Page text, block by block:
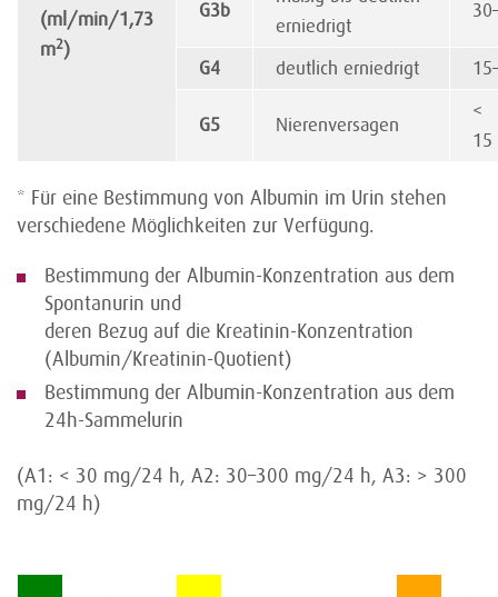
(ml/min/1,73
m2)
G3b
erniedrigt
G4 deutlich erniedrigt
G5 Nierenversagen
<
* Für eine Bestimmung von Albumin im Urin stehen
verschiedene Möglichkeiten zur Verfügung.
Bestimmung der Albumin-Konzentration aus dem
Spontanurin und
deren Bezug auf die Kreatinin-Konzentration
(Albumin/Kreatinin-Quotient)
Bestimmung der Albumin-Konzentration aus dem
24h-Sammelurin
(A1: < 30 mg/24 h, A2: 30–300 mg/24 h, A3: > 300
mg/24 h)